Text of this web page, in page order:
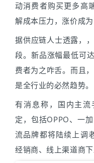
动消费者购买更多高
解成本压力，涨价成为
据供应链人士透露，
段。新品涨幅最低可
费者为之咋舌。而且
是全行业的必然趋势。
有消息称，国内主
定，包括OPPO、一
流品牌都将陆续上调
经销商、线上渠道商下